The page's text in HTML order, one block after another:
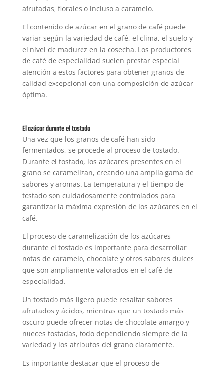
afrutadas, florales o incluso a caramelo.
El contenido de azúcar en el grano de café puede
variar según la variedad de café, el clima, el suelo y
el nivel de madurez en la cosecha. Los productores
de café de especialidad suelen prestar especial
atención a estos factores para obtener granos de
calidad excepcional con una composición de azúcar
óptima.
El azúcar durante el tostado
Una vez que los granos de café han sido
fermentados, se procede al proceso de tostado.
Durante el tostado, los azúcares presentes en el
grano se caramelizan, creando una amplia gama de
sabores y aromas. La temperatura y el tiempo de
tostado son cuidadosamente controlados para
garantizar la máxima expresión de los azúcares en el
café.
El proceso de caramelización de los azúcares
durante el tostado es importante para desarrollar
notas de caramelo, chocolate y otros sabores dulces
que son ampliamente valorados en el café de
especialidad.
Un tostado más ligero puede resaltar sabores
afrutados y ácidos, mientras que un tostado más
oscuro puede ofrecer notas de chocolate amargo y
nueces tostadas, todo dependiendo siempre de la
variedad y los atributos del grano claramente.
Es importante destacar que el proceso de